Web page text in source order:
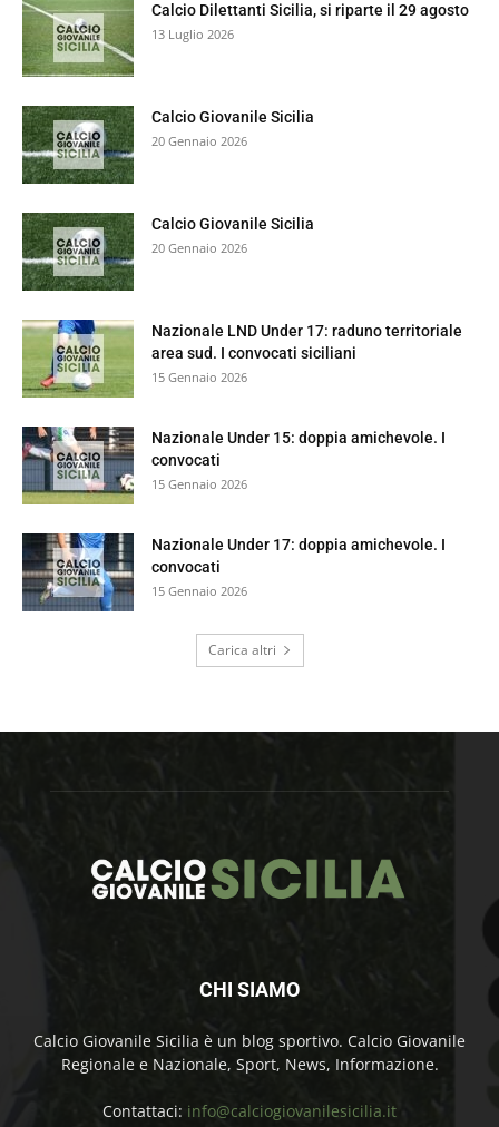
Calcio Dilettanti Sicilia, si riparte il 29 agosto
13 Luglio 2026
Calcio Giovanile Sicilia
20 Gennaio 2026
Calcio Giovanile Sicilia
20 Gennaio 2026
Nazionale LND Under 17: raduno territoriale
area sud. I convocati siciliani
15 Gennaio 2026
Nazionale Under 15: doppia amichevole. I
convocati
15 Gennaio 2026
Nazionale Under 17: doppia amichevole. I
convocati
15 Gennaio 2026
Carica altri
CHI SIAMO
Calcio Giovanile Sicilia è un blog sportivo. Calcio Giovanile
Regionale e Nazionale, Sport, News, Informazione.
Contattaci: info@calciogiovanilesicilia.it